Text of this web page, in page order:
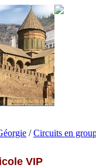
/Circuits en
VIP